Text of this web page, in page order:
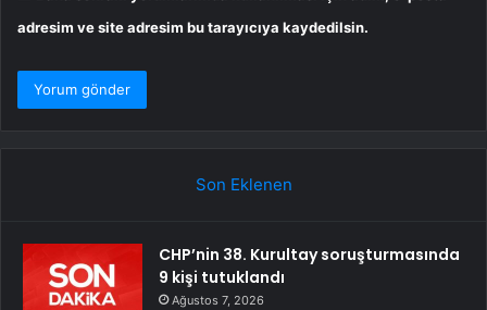
adresim ve site adresim bu tarayıcıya kaydedilsin.
Son Eklenen
CHP’nin 38. Kurultay soruşturmasında
9 kişi tutuklandı
Ağustos 7, 2026